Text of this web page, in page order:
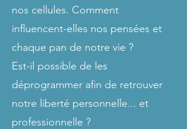
nos cellules. Comment
influencent-elles nos pensées et
chaque pan de notre vie ?
Est-il possible de les
déprogrammer afin de retrouver
notre liberté personnelle... et
professionnelle ?